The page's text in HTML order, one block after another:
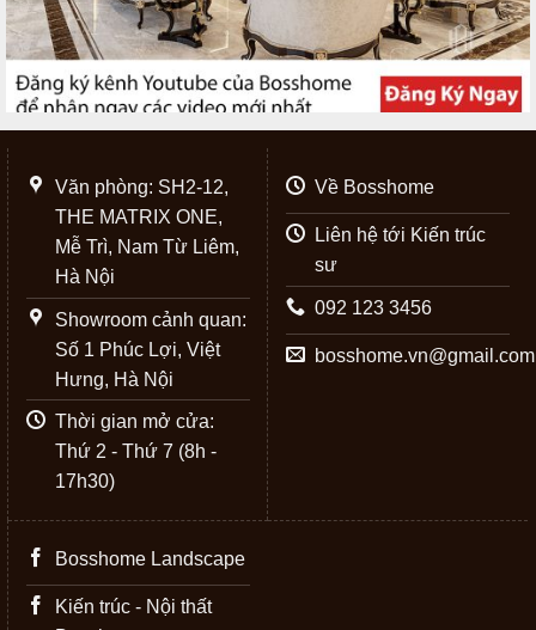
Văn phòng: SH2-12,
THE MATRIX ONE,
Mễ Trì, Nam Từ Liêm,
Hà Nội
Showroom cảnh quan:
Số 1 Phúc Lợi, Việt
Hưng, Hà Nội
Thời gian mở cửa:
Thứ 2 - Thứ 7 (8h -
17h30)
Về Bosshome
Liên hệ tới Kiến trúc
sư
092 123 3456
bosshome.vn@gmail.com
Bosshome Landscape
Kiến trúc - Nội thất